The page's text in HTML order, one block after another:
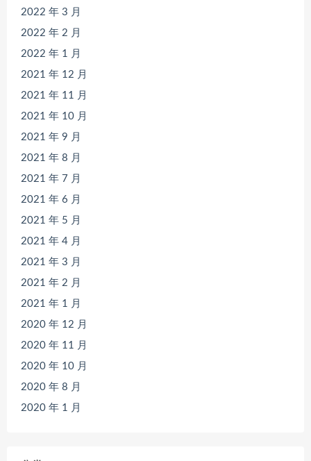
2022 年 3 月
2022 年 2 月
2022 年 1 月
2021 年 12 月
2021 年 11 月
2021 年 10 月
2021 年 9 月
2021 年 8 月
2021 年 7 月
2021 年 6 月
2021 年 5 月
2021 年 4 月
2021 年 3 月
2021 年 2 月
2021 年 1 月
2020 年 12 月
2020 年 11 月
2020 年 10 月
2020 年 8 月
2020 年 1 月